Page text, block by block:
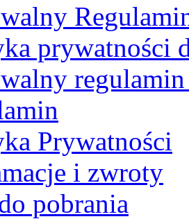
prywatności
Prywatności
i zwroty
pobrania